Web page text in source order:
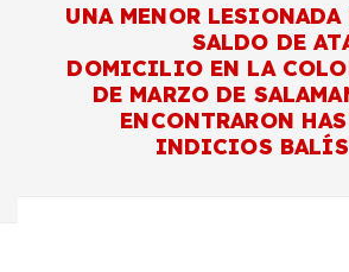
UNA MENOR LESIONADA
SALDO DE
DOMICILIO EN LA
DE MARZO DE
ENCONTRARON
INDICIOS